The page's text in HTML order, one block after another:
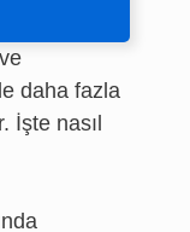
daha fazla
İşte nasıl